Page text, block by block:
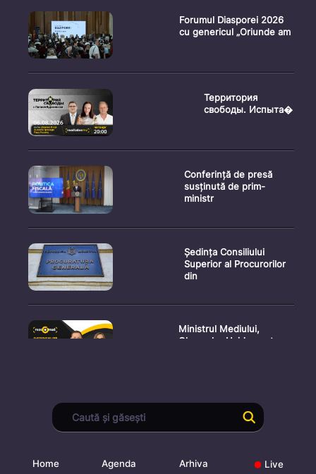
Forumul Diasporei 2026
cu genericul „Oriunde am
Территория
свободы. Испыта�
Conferință de presă
susținută de prim-
ministr
Ședința Consiliului
Superior al Procurorilor
din
Ministrul Mediului,
Gheorghe Hajder, este
Consultări publice privind
proiectul de lege pent
Home Agenda Arhiva Live